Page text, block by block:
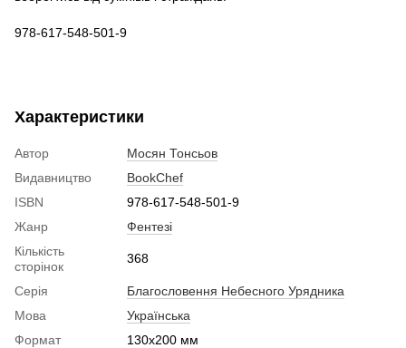
978-617-548-501-9
Характеристики
Автор
Мосян Тонсьов
Видавництво
BookChef
ISBN
978-617-548-501-9
Жанр
Фентезі
Кількість
сторінок
368
Серія
Благословення Небесного Урядника
Мова
Українська
Формат
130x200 мм